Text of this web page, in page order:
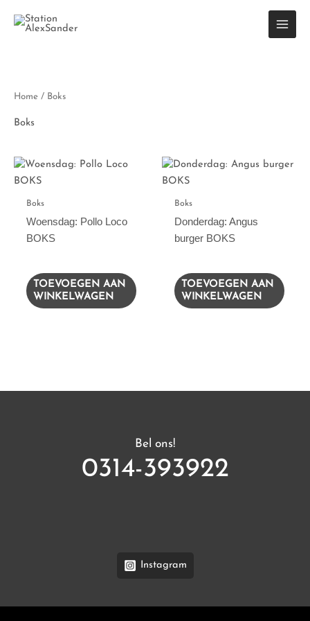
naar
Home / Boks
Boks
Boks
Woensdag: Pollo Loco
BOKS
TOEVOEGEN AAN
WINKELWAGEN
Boks
Donderdag: Angus
burger BOKS
TOEVOEGEN AAN
WINKELWAGEN
Bel ons!
0314-393922
Instagram